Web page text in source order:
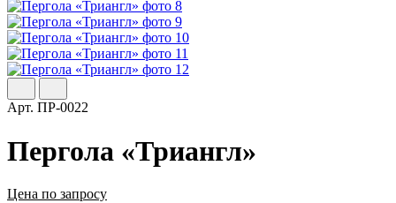
Арт. ПР-0022
Пергола «Триангл»
Цена по запросу